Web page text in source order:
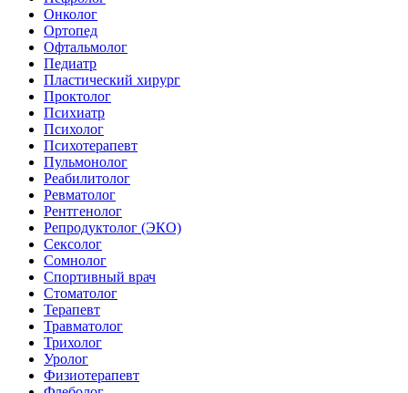
Онколог
Ортопед
Офтальмолог
Педиатр
Пластический хирург
Проктолог
Психиатр
Психолог
Психотерапевт
Пульмонолог
Реабилитолог
Ревматолог
Рентгенолог
Репродуктолог (ЭКО)
Сексолог
Сомнолог
Спортивный врач
Стоматолог
Терапевт
Травматолог
Трихолог
Уролог
Физиотерапевт